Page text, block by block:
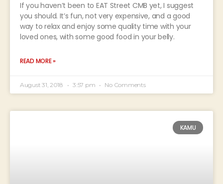
If you haven’t been to EAT Street CMB yet, I suggest
you should. It’s fun, not very expensive, and a good
way to relax and enjoy some quality time with your
loved ones, with some good food in your belly.
READ MORE »
August 31, 2018 3:57 pm No Comments
KAMU